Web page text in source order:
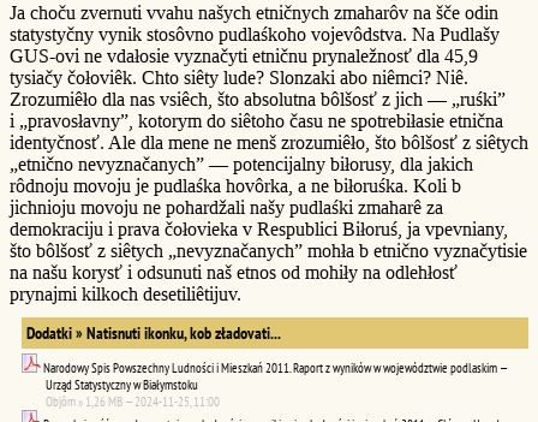
Ja choču zvernuti vvahu našych etničnych zmaharôv na šče odin
statystyčny vynik stosôvno pudlaśkoho vojevôdstva. Na Pudlašy
GUS-ovi ne vdałosie vyznačyti etničnu prynaležnosť dla 45,9
tysiačy čołoviêk. Chto siêty lude? Slonzaki abo niêmci? Niê.
Zrozumiêło dla nas vsiêch, što absolutna bôlšosť z jich — „ruśki”
i „pravosłavny”, kotorym do siêtoho času ne spotrebiłasie etnična
identyčnosť. Ale dla mene ne menš zrozumiêło, što bôlšosť z siêtych
„etnično nevyznačanych” — potencijalny biłorusy, dla jakich
rôdnoju movoju je pudlaśka hovôrka, a ne biłoruśka. Koli b
jichnioju movoju ne pohardžali našy pudlaśki zmaharê za
demokraciju i prava čołovieka v Respublici Biłoruś, ja vpevniany,
što bôlšosť z siêtych „nevyznačanych” mohła b etnično vyznačytisie
na našu korysť i odsunuti naš etnos od mohiły na odlehłosť
prynajmi kilkoch desetiliêtijuv.
Dodatki » Natisnuti ikonku, kob zładovati...
Narodowy Spis Powszechny Ludności i Mieszkań 2011. Raport z wyników w województwie podlaskim —
Urząd Statystyczny w Białymstoku
Objôm » 1,26 MB — 2024-11-25, 11:00